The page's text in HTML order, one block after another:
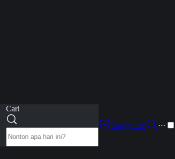
Cari
Langganan
···